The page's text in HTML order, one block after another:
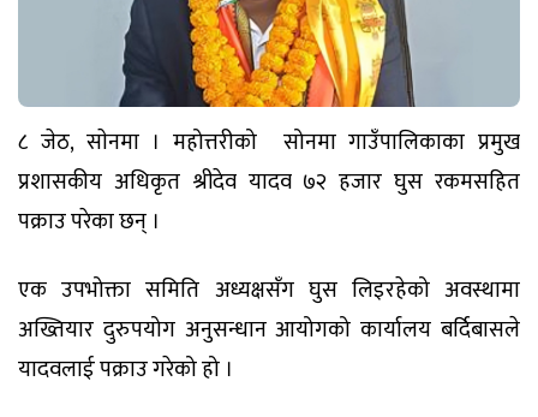
८ जेठ, साेनमा । महोत्तरीको सोनमा गाउँपालिकाका प्रमुख
प्रशासकीय अधिकृत श्रीदेव यादव ७२ हजार घुस रकमसहित
पक्राउ परेका छन् ।
एक उपभोक्ता समिति अध्यक्षसँग घुस लिइरहेको अवस्थामा
अख्तियार दुरुपयोग अनुसन्धान आयोगको कार्यालय बर्दिबासले
यादवलाई पक्राउ गरेको हो ।